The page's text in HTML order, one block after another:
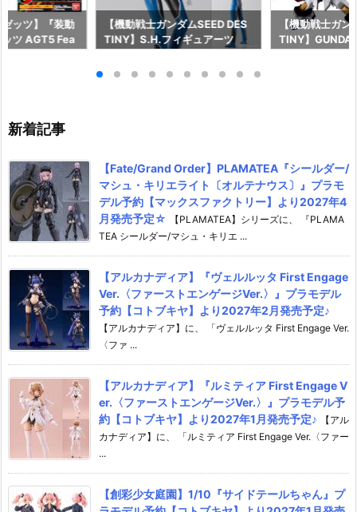
ッツ】『装動
ツ AGT5 Fea
【機動戦士ガンダムSEED DES
TINY】S.H.フィギュアーツ
長国パイロットスーツVer.）』
【機動戦士ガン
TINY】
新着記事
【Fate/Grand Order】PLAMATEA『シールダー/
マシュ・キリエライト〔オルテナウス〕』プラモ
デル予約【マックスファクトリー】より2027年4
月発売予定☆
【PLAMATEA】シリーズに、 『PLAMA
TEA シールダー/マシュ・キリエ ...
【アルカナディア】『ヴェルルッタ First Engage
Ver.〈ファーストエンゲージVer.〉』プラモデル
予約【コトブキヤ】より2027年2月発売予定♪
【アルカナディア】に、 「ヴェルルッタ First Engage Ver.
〈ファ ...
【アルカナディア】『ルミティア First Engage V
er.〈ファーストエンゲージVer.〉』プラモデル予
約【コトブキヤ】より2027年1月発売予定♪
【アル
カナディア】に、 「ルミティア First Engage Ver.〈ファー
...
【創彩少女庭園】1/10『サイドテールちゃん』プ